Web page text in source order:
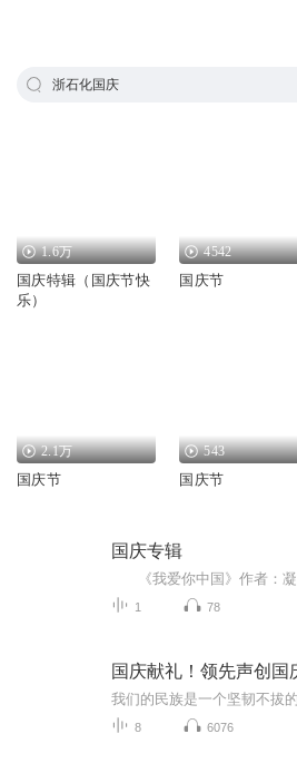
浙石化国庆
1.6万
国庆特辑（国庆节快
乐）
4542
国庆节
2.1万
国庆节
543
国庆节
国庆专辑
1 78
国庆献礼！领先声创国
8 6076